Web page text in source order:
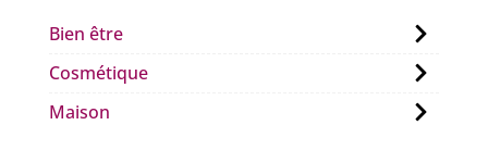
Bien être
Cosmétique
Maison